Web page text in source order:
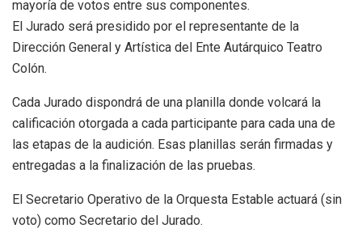
mayoría de votos entre sus componentes.
El Jurado será presidido por el representante de la
Dirección General y Artística del Ente Autárquico Teatro
Colón.
Cada Jurado dispondrá de una planilla donde volcará la
calificación otorgada a cada participante para cada una de
las etapas de la audición. Esas planillas serán firmadas y
entregadas a la finalización de las pruebas.
El Secretario Operativo de la Orquesta Estable actuará (sin
voto) como Secretario del Jurado.